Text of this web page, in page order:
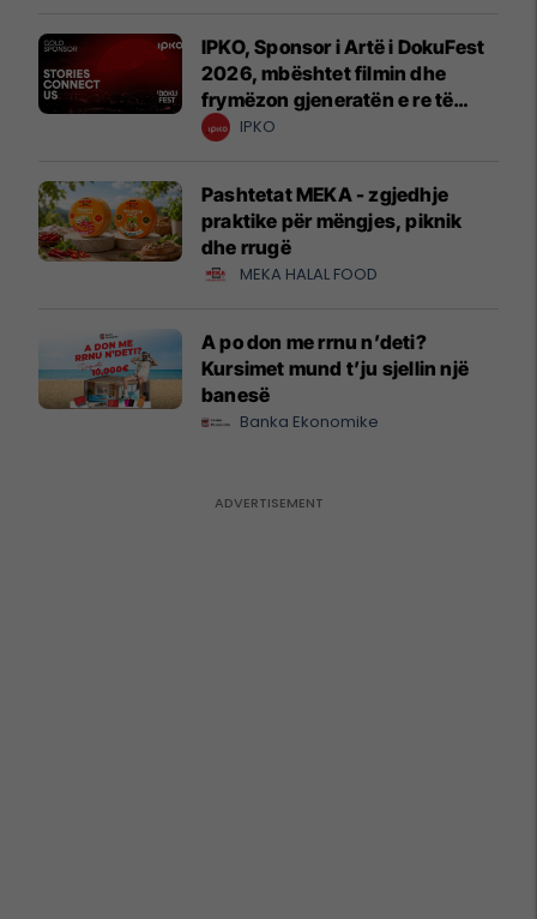
IPKO, Sponsor i Artë i DokuFest
2026, mbështet filmin dhe
frymëzon gjeneratën e re të
krijuesve
IPKO
Pashtetat MEKA - zgjedhje
praktike për mëngjes, piknik
dhe rrugë
MEKA HALAL FOOD
A po don me rrnu n’deti?
Kursimet mund t’ju sjellin një
banesë
Banka Ekonomike